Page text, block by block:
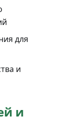
для
и
и